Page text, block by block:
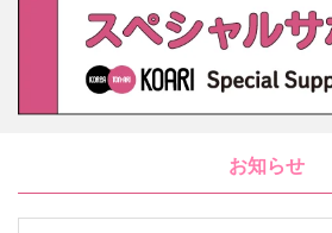
お知らせ